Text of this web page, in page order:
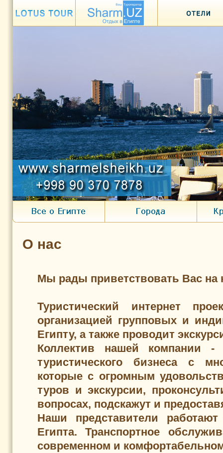
О нас
Мы рады приветствовать Вас на
Туристический интернет
организацией групповых и
Египту, а также проводит
Коллектив нашей компании -
туристического бизнеса с
которые с огромным
туров и экскурсии,
вопросах, подскажут и
Наши представители
Египта. Транспортное
современном и